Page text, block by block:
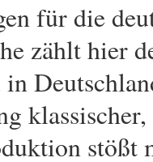
für die
zählt hier